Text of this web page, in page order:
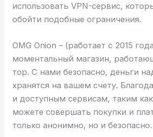
использовать VPN-сервис,
обойти подобные ограничения.
OMG Onion – (работает с 2015
моментальный магазин,
тор. С нами безопасно, деньги
хранятся на вашем счету.
и доступным сервисам, таким
можете совершать покупки и
только анонимно, но и безопасно.